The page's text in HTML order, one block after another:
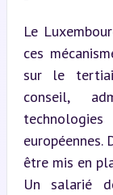
Le
ces
sur le
conseil,
être mis en
Un salarié